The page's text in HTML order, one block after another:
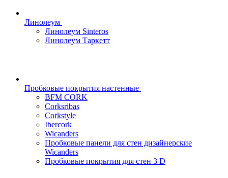
Линолеум
Линолеум Sinteros
Линолеум Таркетт
Пробковые покрытия настенные
BFM CORK
Corksribas
Corkstyle
Ibercork
Wicanders
Пробковые панели для стен дизайнерские
Wicanders
Пробковые покрытия для стен 3 D